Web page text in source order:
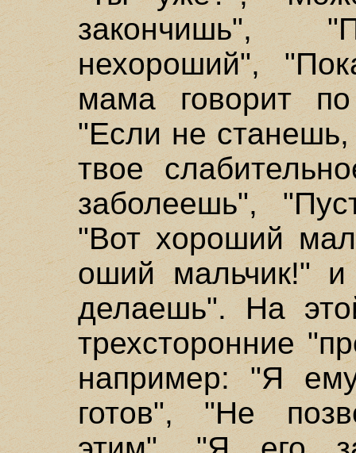
закончишь",
нехороший",
мама говорит
"Если не
твое
заболеешь",
"Вот хороший
оший мальчик!"
делаешь". На
трехсторонние
например: "Я
готов", "Не